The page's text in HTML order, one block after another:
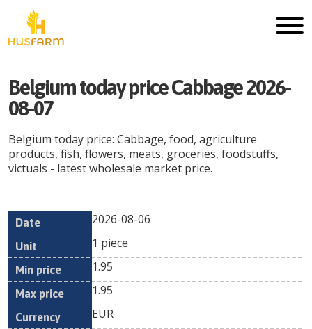
Belgium today price Cabbage 2026-
08-07
Belgium today price: Cabbage, food, agriculture
products, fish, flowers, meats, groceries, foodstuffs,
victuals - latest wholesale market price.
Date Unit
Min
Currency
2026-08-06
1 piece
1.95
1.95
EUR